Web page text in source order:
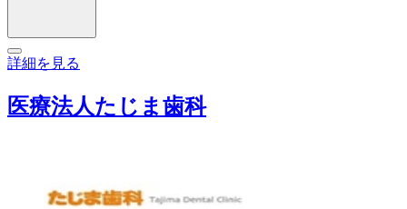
詳細を見る
医療法人たじま歯科